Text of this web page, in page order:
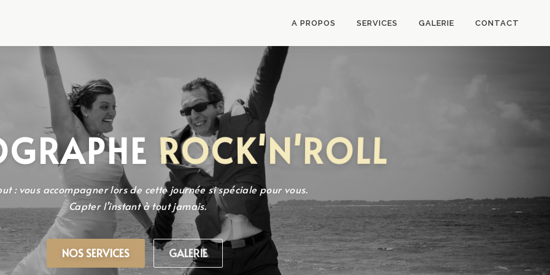
A PROPOS SERVICES GALERIE CONTACT
ROCK'N'ROLL
: vous accompagner lors de cette journée si spéciale pour vous.
Capter l’instant à tout jamais.
NOS SERVICES GALERIE